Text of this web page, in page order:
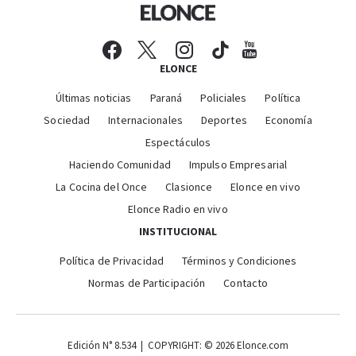
ELONCE
Últimas noticias Paraná Policiales
Política
Sociedad
Internacionales Deportes
Economía
Espectáculos
Haciendo Comunidad
Impulso Empresarial
La Cocina del Once
Clasionce
Elonce en vivo
Elonce Radio en vivo
INSTITUCIONAL
Política de Privacidad
Términos y Condiciones
Normas de Participación
Contacto
Edición N° 8.534 | COPYRIGHT: © 2026 Elonce.com